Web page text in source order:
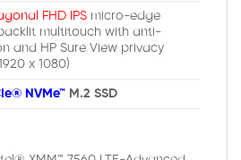
FHD IPS micro-edge
multitouch with anti-
and HP Sure View privacy
x 1080)
NVMe™ M.2 SSD